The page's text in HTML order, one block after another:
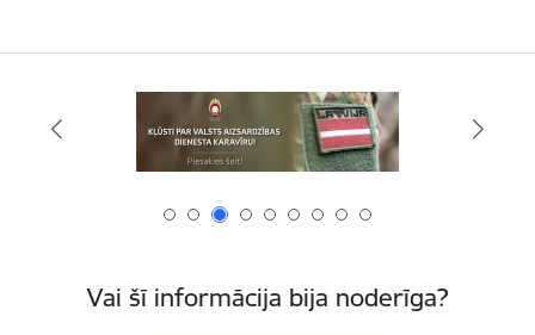
Vai šī informācija bija noderīga?